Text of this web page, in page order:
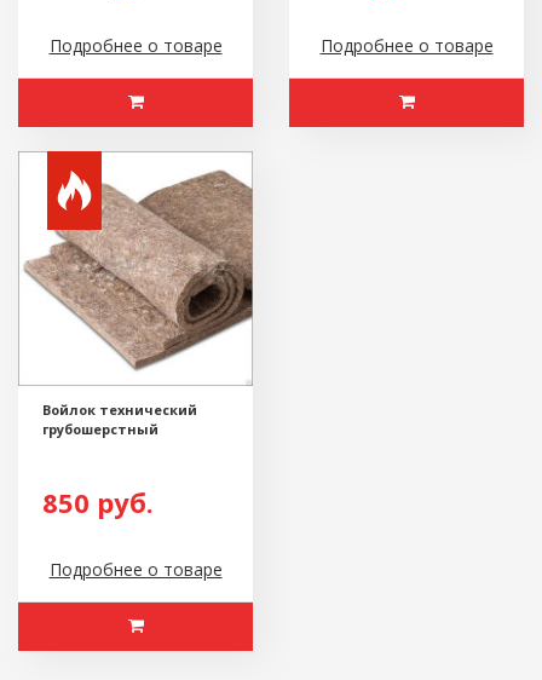
Подробнее о товаре Подробнее о товаре
Войлок технический
грубошерстный
850 руб.
Подробнее о товаре